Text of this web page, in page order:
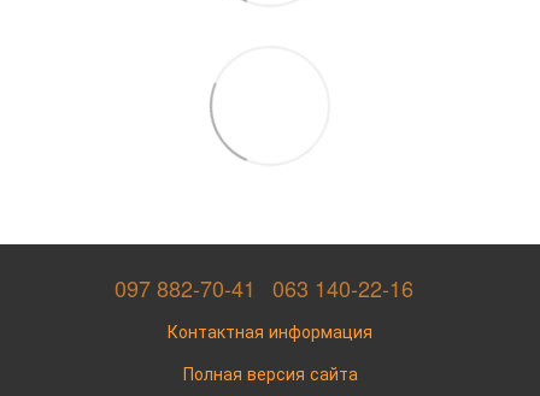
097 882-70-41 063 140-22-16
Контактная информация
Полная версия сайта